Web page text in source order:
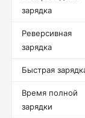
зарядка
Реверсивная
зарядка
Быстрая
Время полной
зарядки